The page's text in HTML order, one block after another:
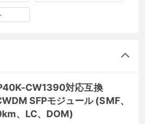
CW1390対応互換
SFPモジュール (SMF、
、LC、DOM)